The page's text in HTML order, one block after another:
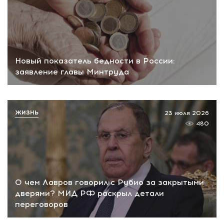
Новый показатель бедности в России:
заявление главы Минтруда
О чем Лавров говорил с Рубио за закрытыми
дверями? МИД РФ раскрыл детали
переговоров
23 июля 2026
480
ЖИЗНЬ